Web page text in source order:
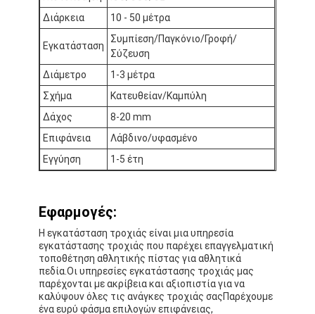
Σπίτι
Προϊόντα
Βίντεο
Διάρκεια
10 - 50 μέτρα
Εγκατάσταση
Συμπίεση/Παγκόνιο/Γροφή/
Σύζευση
Διάμετρο
1-3 μέτρα
Σχήμα
Κατευθείαν/Καμπύλη
Δάχος
8-20 mm
Επιφάνεια
Λάβδινο/υφασμένο
Εγγύηση
1-5 έτη
Εφαρμογές:
Η εγκατάσταση τροχιάς είναι μια υπηρεσία
εγκατάστασης τροχιάς που παρέχει επαγγελματική
τοποθέτηση αθλητικής πίστας για αθλητικά
πεδία.Οι υπηρεσίες εγκατάστασης τροχιάς μας
παρέχονται με ακρίβεια και αξιοπιστία για να
καλύψουν όλες τις ανάγκες τροχιάς σαςΠαρέχουμε
ένα ευρύ φάσμα επιλογών επιφάνειας,